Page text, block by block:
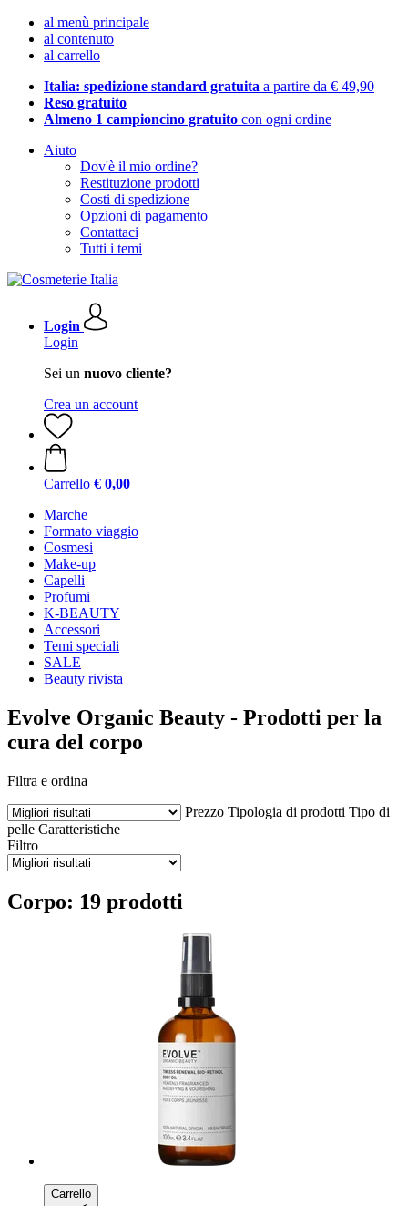
al menù principale
al contenuto
al carrello
Italia: spedizione standard gratuita a partire da € 49,90
Reso gratuito
Almeno 1 campioncino gratuito con ogni ordine
Aiuto
Dov'è il mio ordine?
Restituzione prodotti
Costi di spedizione
Opzioni di pagamento
Contattaci
Tutti i temi
Login
Login
Sei un nuovo cliente?
Crea un account
Carrello € 0,00
Marche
Formato viaggio
Cosmesi
Make-up
Capelli
Profumi
K-BEAUTY
Accessori
Temi speciali
SALE
Beauty rivista
Evolve Organic Beauty - Prodotti per la
cura del corpo
Filtra e ordina
Prezzo Tipologia di prodotti Tipo di
pelle Caratteristiche
Filtro
Corpo: 19 prodotti
Carrello